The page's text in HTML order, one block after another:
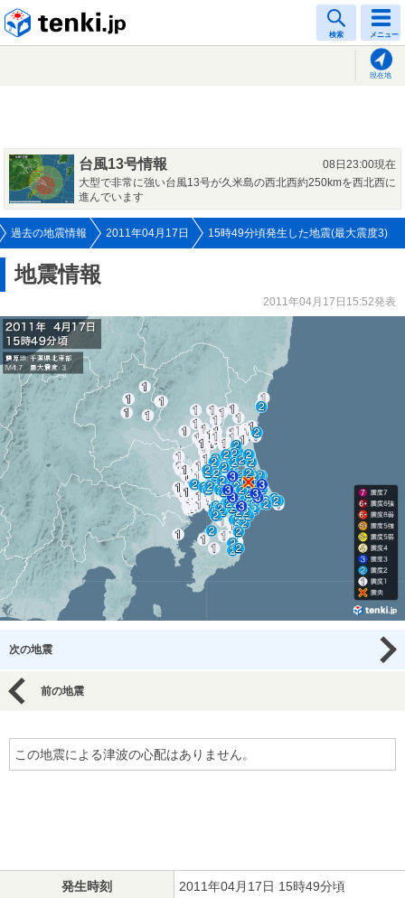
検索 メニュー
現在地
台風13号情報
08日23:00現在
大型で非常に強い台風13号が久米島の西北西約250kmを西北西に
進んでいます
過去の地震情報 2011年04月17日 15時49分頃発生した地震(最大震度3)
地震情報
2011年04月17日15:52発表
次の地震
前の地震
この地震による津波の心配はありません。
発生時刻 2011年04月17日 15時49分頃